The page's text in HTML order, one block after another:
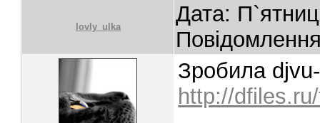
lovly_ulka
Дата:
Зробила
http://